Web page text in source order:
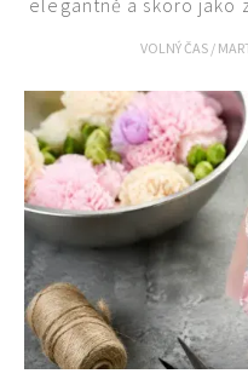
elegantně a skoro jako
VOLNÝ ČAS /